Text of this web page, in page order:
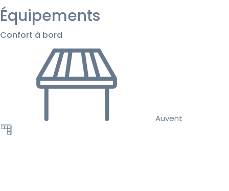
Équipements
Confort à bord
Auvent